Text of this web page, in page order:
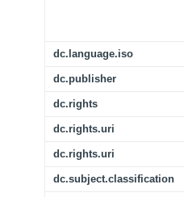
dc.language.iso
dc.publisher
dc.rights
dc.rights.uri
dc.rights.uri
dc.subject.classification